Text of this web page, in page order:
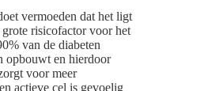
vermoeden dat het ligt
risicofactor voor het
van de diabeten
opbouwt en hierdoor
voor meer
actieve cel is gevoelig